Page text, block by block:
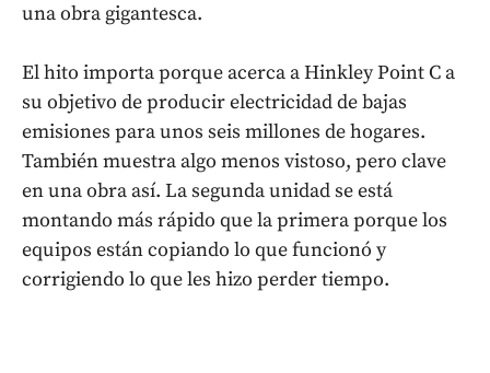
una obra gigantesca.
El hito importa porque acerca a Hinkley Point C a
su objetivo de producir electricidad de bajas
emisiones para unos seis millones de hogares.
También muestra algo menos vistoso, pero clave
en una obra así. La segunda unidad se está
montando más rápido que la primera porque los
equipos están copiando lo que funcionó y
corrigiendo lo que les hizo perder tiempo.